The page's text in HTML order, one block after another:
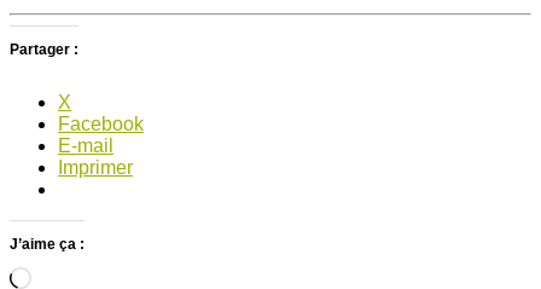
Partager :
X
Facebook
E-mail
Imprimer
J’aime ça :
Chargement…